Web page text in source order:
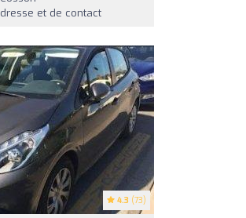
et de contact
4.3 (73)